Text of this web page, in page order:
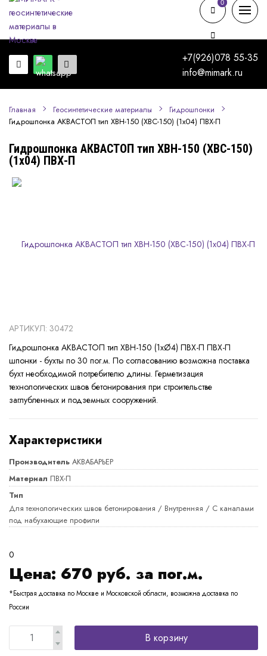
+7(926)078 55-35
info@mimark.ru
0
0
Главная Геосинтетические материалы Гидрошпонки
Гидрошпонка АКВАСТОП тип ХВН-150 (ХВС-150) (1х04) ПВХ-П
Гидрошпонка АКВАСТОП тип ХВН-150 (ХВС-150)
(1х04) ПВХ-П
АРТИКУЛ: 30472
Гидрошпонка АКВАСТОП тип ХВН-150 (1хØ4) ПВХ-П ПВХ-П
шпонки - бухты по 30 пог.м. По согласованию возможна поставка
бухт необходимой потребителю длины. Герметизация
технологических швов бетонирования при строительстве
заглубленных и подземных сооружений.
Характеристики
Производитель АКВАБАРЬЕР
Материал ПВХ-П
Тип
Для технологических швов бетонирования / Внутренняя / С каналами
под набухающие профили
0
Цена: 670 руб. за пог.м.
*Быстрая доставка по Москве и Московской области, возможна доставка по
России
В корзину